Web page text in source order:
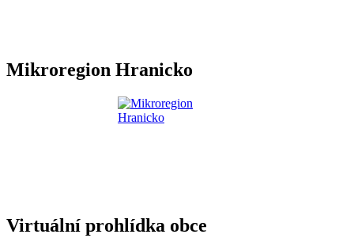
Mikroregion Hranicko
Virtuální prohlídka obce